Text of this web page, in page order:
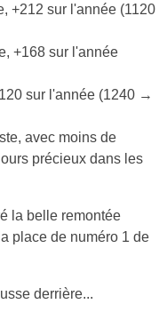
+212 sur l'année (1120
+168 sur l'année
sur l'année (1240 →
avec moins de
précieux dans les
la belle remontée
place de numéro 1 de
derrière...